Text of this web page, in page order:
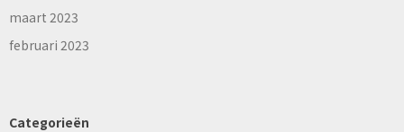
maart 2023
februari 2023
Categorieën